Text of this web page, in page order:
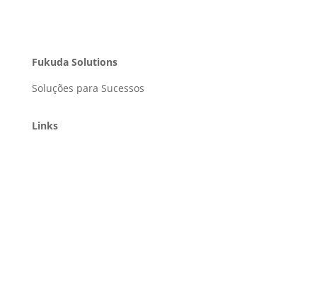
Fukuda Solutions
Soluções para Sucessos
Links